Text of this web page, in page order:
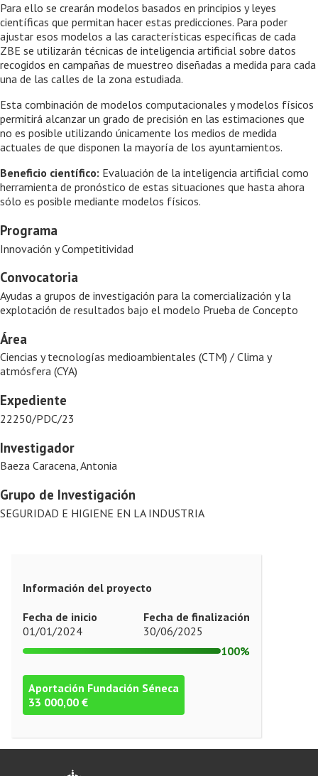
Para ello se crearán modelos basados en principios y leyes
científicas que permitan hacer estas predicciones. Para poder
ajustar esos modelos a las características específicas de cada
ZBE se utilizarán técnicas de inteligencia artificial sobre datos
recogidos en campañas de muestreo diseñadas a medida para cada
una de las calles de la zona estudiada.
Esta combinación de modelos computacionales y modelos físicos
permitirá alcanzar un grado de precisión en las estimaciones que
no es posible utilizando únicamente los medios de medida
actuales de que disponen la mayoría de los ayuntamientos.
Beneficio científico: Evaluación de la inteligencia artificial como
herramienta de pronóstico de estas situaciones que hasta ahora
sólo es posible mediante modelos físicos.
Programa
Innovación y Competitividad
Convocatoria
Ayudas a grupos de investigación para la comercialización y la
explotación de resultados bajo el modelo Prueba de Concepto
Área
Ciencias y tecnologías medioambientales (CTM) / Clima y
atmósfera (CYA)
Expediente
22250/PDC/23
Investigador
Baeza Caracena, Antonia
Grupo de Investigación
SEGURIDAD E HIGIENE EN LA INDUSTRIA
Información del proyecto
Fecha de inicio
01/01/2024
Fecha de finalización
30/06/2025
100%
Aportación Fundación Séneca
33 000,00 €